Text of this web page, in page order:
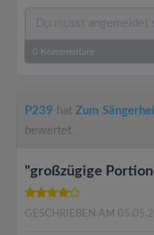
0 Kommentare
P239 hat Zum
bewertet
"großzügige
GESCHRIEBEN AM